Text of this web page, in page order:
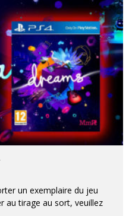
un exemplaire du jeu
au tirage au sort, veuillez